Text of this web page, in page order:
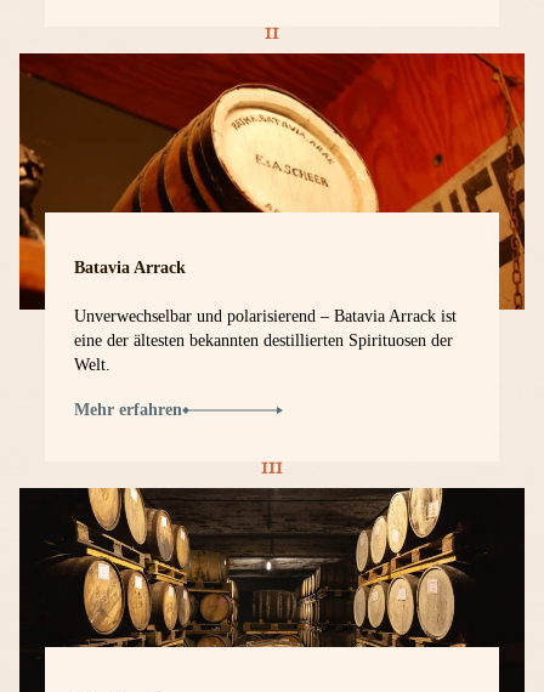
Batavia Arrack
Unverwechselbar und polarisierend – Batavia Arrack ist
eine der ältesten bekannten destillierten Spirituosen der
Welt.
Mehr erfahren